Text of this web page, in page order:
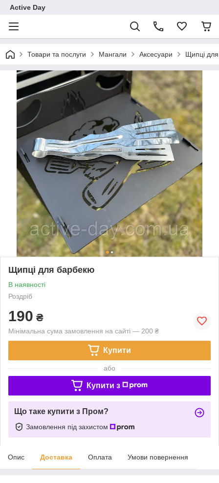
Active Day
Товари та послуги Мангали Аксесуари Щипці
Щипці для барбекю
В наявності
Роздріб
190 ₴
Мінімальна сума замовлення на сайті — 200 ₴
Купити
або
Купити з
Що таке купити з Пром?
Замовлення під захистом
Опис Доставка Оплата Умови повернення